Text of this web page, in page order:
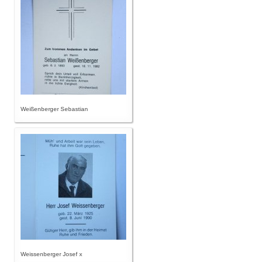
Weißenberger Sebastian
Weissenberger Josef x